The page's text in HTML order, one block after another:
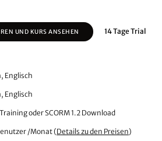
UND KURS ANSEHEN 14 Tage Trial
Englisch
Englisch
oder SCORM 1.2 Download
/Monat (Details zu den Preisen)